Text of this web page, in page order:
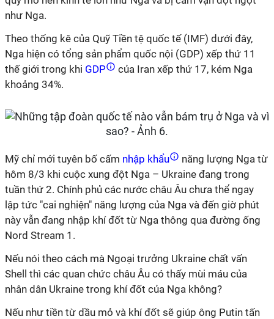
như Nga.
Theo thống kê của Quỹ Tiền tệ quốc tế (IMF) dưới đây,
Nga hiện có tổng sản phẩm quốc nội (GDP) xếp thứ 11
thế giới trong khi GDP
của Iran xếp thứ 17, kém Nga
khoảng 34%.
Mỹ chỉ mới tuyên bố cấm nhập khẩu
năng lượng Nga từ
hôm 8/3 khi cuộc xung đột Nga – Ukraine đang trong
tuần thứ 2. Chính phủ các nước châu Âu chưa thể ngay
lập tức "cai nghiện" năng lượng của Nga và đến giờ phút
này vẫn đang nhập khí đốt từ Nga thông qua đường ống
Nord Stream 1.
Nếu nói theo cách mà Ngoại trưởng Ukraine chất vấn
Shell thì các quan chức châu Âu có thấy mùi máu của
nhân dân Ukraine trong khí đốt của Nga không?
Nếu như tiền từ dầu mỏ và khí đốt sẽ giúp ông Putin tấn